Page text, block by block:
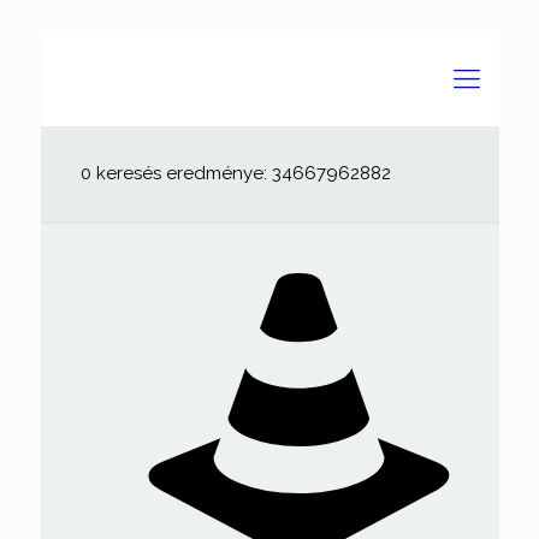
0 keresés eredménye: 34667962882